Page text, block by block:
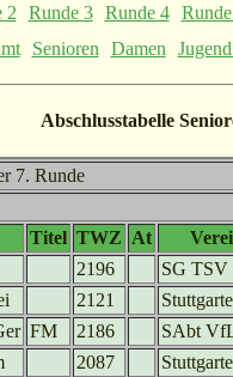
2 Runde 3 Runde 4
Senioren Damen
Abschlusstabelle
7. Runde
Titel TWZ At
2196 SG TSV
2121
FM 2186 SAbt
2087